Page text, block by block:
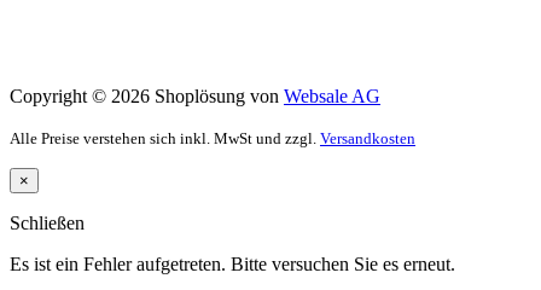
Copyright © 2026 Shoplösung von Websale AG
Alle Preise verstehen sich inkl. MwSt und zzgl. Versandkosten
×
Schließen
Es ist ein Fehler aufgetreten. Bitte versuchen Sie es erneut.